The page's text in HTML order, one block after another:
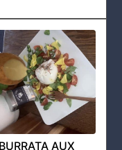
BURRATA AUX